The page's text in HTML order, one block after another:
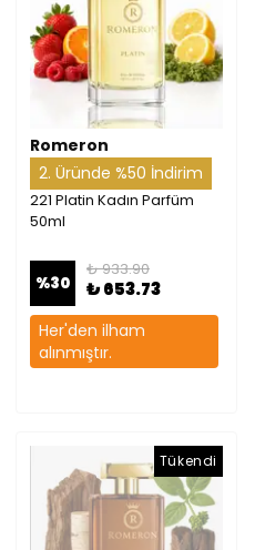
Romeron
2. Üründe %50 İndirim
221 Platin Kadın Parfüm
50ml
%30
₺ 933.90
₺ 653.73
Her'den ilham
alınmıştır.
Tükendi